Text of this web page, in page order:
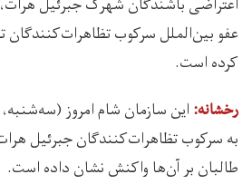
عفو بین‌الملل سرکوب تظاهرات‌کنندگان
کرده‌ است.
رخشانه:
به سرکوب تظاهرات‌کنندگان جبرئیل
طالبان بر آن‌ها واکنش نشان داده‌ است.